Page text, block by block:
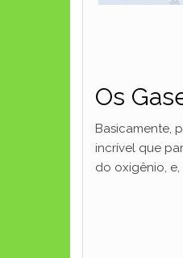
Os
Basicamente,
incrível que
do oxigênio,